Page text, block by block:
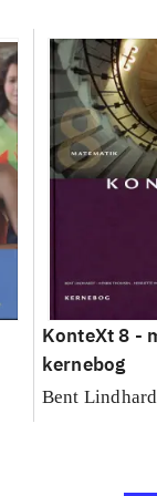
KonteXt 8 -
kernebog
Bent